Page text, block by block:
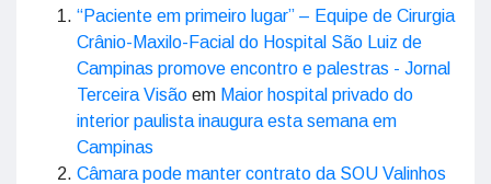
“Paciente em primeiro lugar” – Equipe de Cirurgia
Crânio-Maxilo-Facial do Hospital São Luiz de
Campinas promove encontro e palestras - Jornal
Terceira Visão em Maior hospital privado do
interior paulista inaugura esta semana em
Campinas
Câmara pode manter contrato da SOU Valinhos